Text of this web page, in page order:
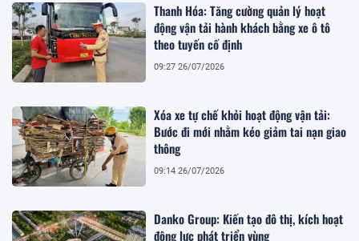
Thanh Hóa: Tăng cường quản lý hoạt
động vận tải hành khách bằng xe ô tô
theo tuyến cố định
09:27 26/07/2026
Xóa xe tự chế khỏi hoạt động vận tải:
Bước đi mới nhằm kéo giảm tai nạn giao
thông
09:14 26/07/2026
Danko Group: Kiến tạo đô thị, kích hoạt
động lực phát triển vùng